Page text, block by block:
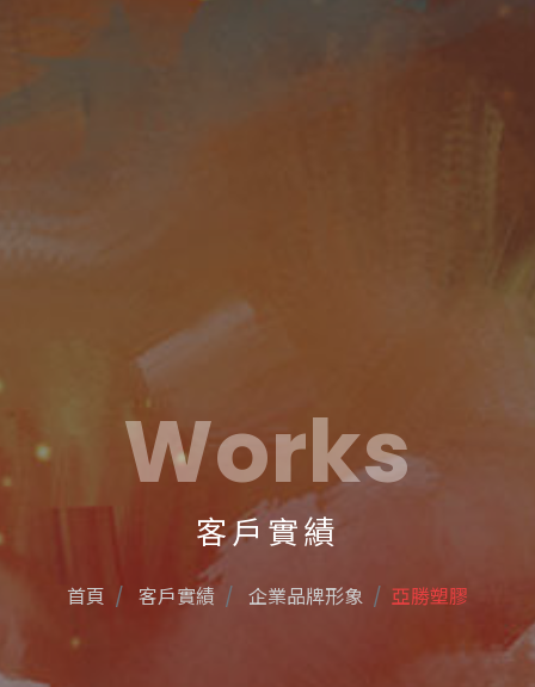
Works
客戶實績
首頁 客戶實績 企業品牌形象 亞勝塑膠